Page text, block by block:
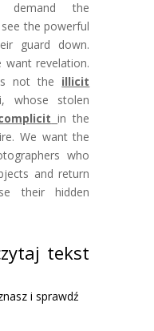
demand the
the powerful
guard down.
want revelation.
not the illicit
whose stolen
in the
We want the
who
and return
their hidden
tekst
i sprawdź